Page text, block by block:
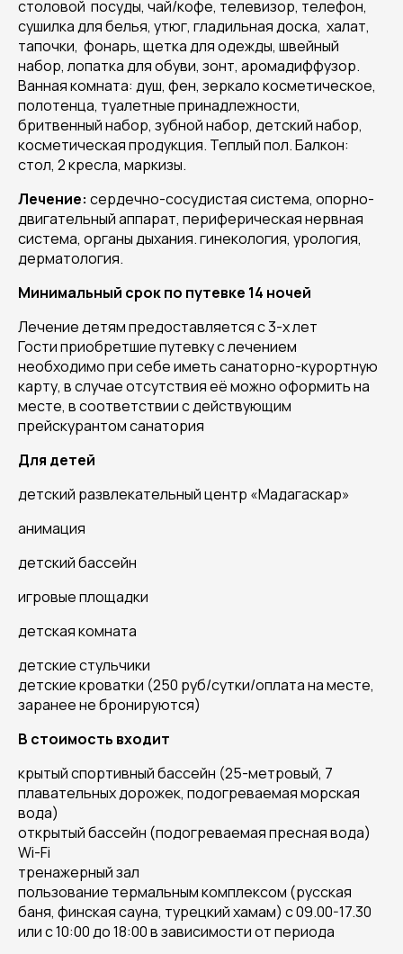
столовой посуды, чай/кофе, телевизор, телефон,
сушилка для белья, утюг, гладильная доска, халат,
тапочки, фонарь, щетка для одежды, швейный
набор, лопатка для обуви, зонт, аромадиффузор.
Ванная комната: душ, фен, зеркало косметическое,
полотенца, туалетные принадлежности,
бритвенный набор, зубной набор, детский набор,
косметическая продукция. Теплый пол. Балкон:
стол, 2 кресла, маркизы.
Лечение: сердечно-сосудистая система, опорно-
двигательный аппарат, периферическая нервная
система, органы дыхания. гинекология, урология,
дерматология.
Минимальный срок по путевке 14 ночей
Лечение детям предоставляется с 3-х лет
Гости приобретшие путевку с лечением
необходимо при себе иметь санаторно-курортную
карту, в случае отсутствия её можно оформить на
месте, в соответствии с действующим
прейскурантом санатория
Для детей
детский развлекательный центр «Мадагаскар»
анимация
детский бассейн
игровые площадки
детская комната
детские стульчики
детские кроватки (250 руб/сутки/оплата на месте,
заранее не бронируются)
В стоимость входит
крытый спортивный бассейн (25-метровый, 7
плавательных дорожек, подогреваемая морская
вода)
открытый бассейн (подогреваемая пресная вода)
Wi-Fi
тренажерный зал
пользование термальным комплексом (русская
баня, финская сауна, турецкий хамам) с 09.00-17.30
или с 10:00 до 18:00 в зависимости от периода